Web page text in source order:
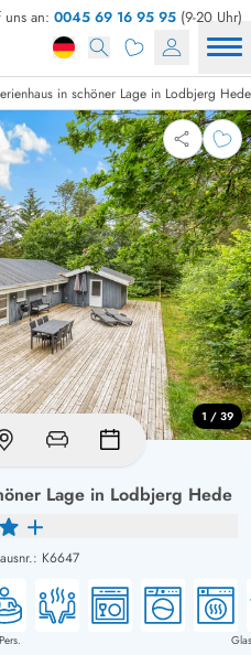
uns an: 0045 69 16 95 95 (9-20 Uhr)
in schöner Lage in Lodbjerg Hede
Lage in Lodbjerg Hede
K6647
Pers.
1 / 39